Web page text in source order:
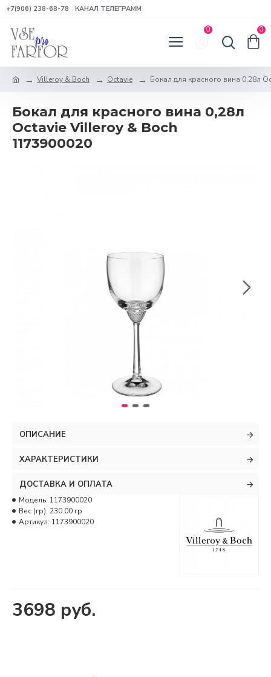
+7(906) 238-68-78 КАНАЛ ТЕЛЕГРАММ
0 0
Villeroy & Boch Octavie Бокал для красного вина 0,28л
Бокал для красного вина 0,28л
Octavie Villeroy & Boch
1173900020
ОПИСАНИЕ
ХАРАКТЕРИСТИКИ
ДОСТАВКА И ОПЛАТА
3698 руб.
Модель: 1173900020
Вес (гр): 230.00 гр
Артикул: 1173900020